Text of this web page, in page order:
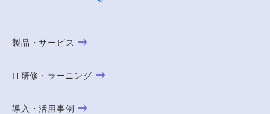
製品・サービス
IT研修・ラーニング
導入・活用事例